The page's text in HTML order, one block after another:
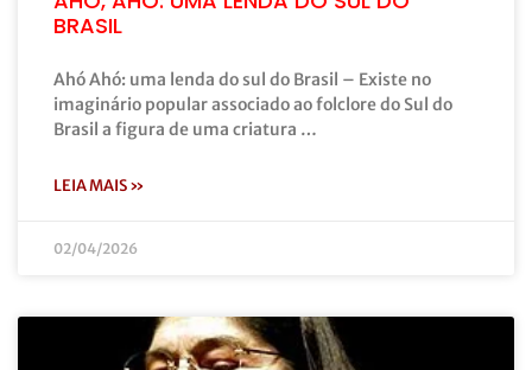
BRASIL
Ahó Ahó: uma lenda do sul do Brasil – Existe no
imaginário popular associado ao folclore do Sul do
Brasil a figura de uma criatura …
LEIA MAIS »
02/04/2026